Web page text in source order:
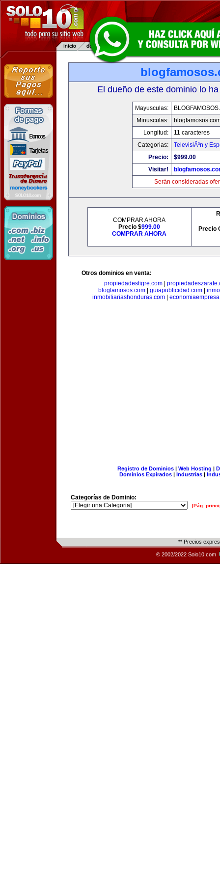
El dueño de este dominio lo
Mayusculas:
Minusculas:
Longitud:
11 caracteres
Categorias:
TelevisiÃ³n y
Precio:
$999.00
Visitar!
Serán consideradas
COMPRAR AHORA
Precio $999.00
COMPRAR AHORA
Precio
Otros dominios en venta:
propiedadestigre.com
blogfamosos.com
guiapublicidad.com
inmobiliariashonduras.com
Registro de Dominios| Web Hosting |
Dominios Expirados | Industrias |
Categorías de Dominio:
[Pág.
** Precios
© 2002/2022 Solo10.com